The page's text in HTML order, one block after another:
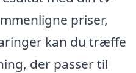
priser,
kan du træffe
der passer til